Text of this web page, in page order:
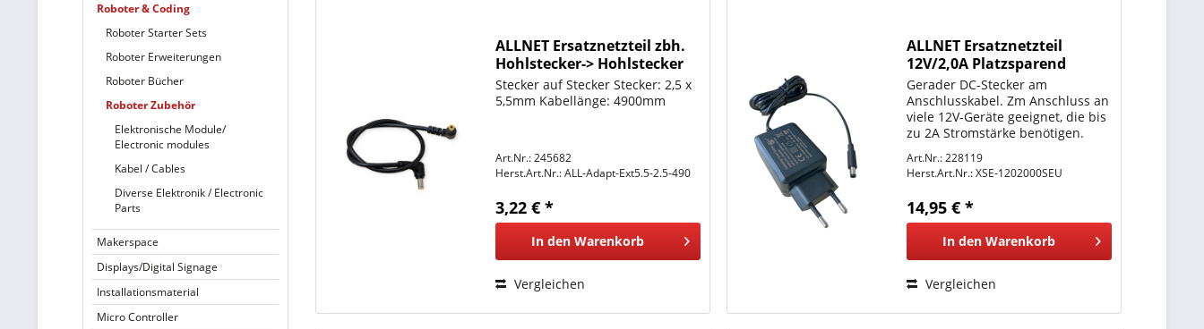
Roboter & Coding
Roboter Starter Sets
Roboter Erweiterungen
Roboter Bücher
Roboter Zubehör
Elektronische Module/
Electronic modules
Kabel / Cables
Diverse Elektronik / Electronic
Parts
Makerspace
Displays/Digital Signage
Installationsmaterial
Micro Controller
ALLNET Ersatznetzteil zbh.
Hohlstecker-> Hohlstecker
Adapterkabel -> 5,5mm x
2,5mm 0,5m
Stecker auf Stecker Stecker: 2,5 x
5,5mm Kabellänge: 4900mm
Art.Nr.: 245682
Herst.Art.Nr.:ALL-Adapt-Ext5.5-2.5-490
3,22 € *
In den Warenkorb
Vergleichen
ALLNET Ersatznetzteil
12V/2,0A Platzsparend
Rückseitig/Kabelausgang
nach oben
Gerader DC-Stecker am
Anschlusskabel. Zm Anschluss an
viele 12V-Geräte geeignet, die bis
zu 2A Stromstärke benötigen.
Hohlstecker. Input 100V-240V 50-
60Hz 0,8A MAX Output
Art.Nr.: 228119
Herst.Art.Nr.:XSE-1202000SEU
14,95 € *
In den Warenkorb
Vergleichen